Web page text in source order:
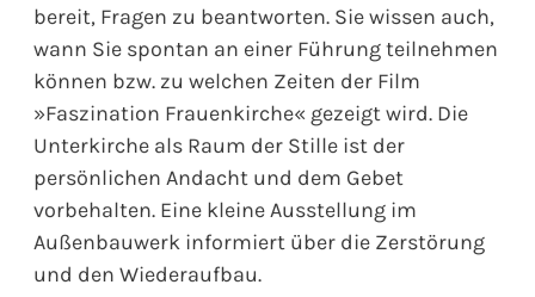
bereit, Fragen zu beantworten. Sie wissen auch,
wann Sie spontan an einer Führung teilnehmen
können bzw. zu welchen Zeiten der Film
»Faszination Frauenkirche« gezeigt wird. Die
Unterkirche als Raum der Stille ist der
persönlichen Andacht und dem Gebet
vorbehalten. Eine kleine Ausstellung im
Außenbauwerk informiert über die Zerstörung
und den Wiederaufbau.